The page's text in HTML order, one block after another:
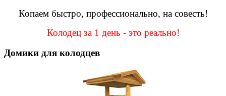
Копаем быстро, профессионально, на совесть!
Колодец за 1 день - это реально!
Домики для колодцев